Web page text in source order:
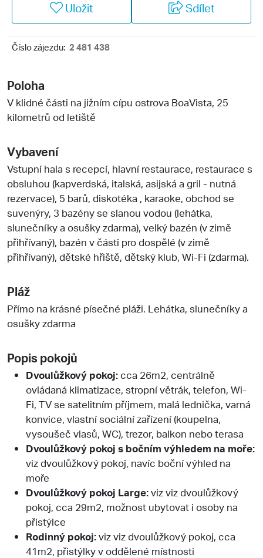
Uložit Sdílet
Číslo zájezdu: 2 481 438
Poloha
V klidné části na jižním cípu ostrova BoaVista, 25
kilometrů od letiště
Vybavení
Vstupní hala s recepcí, hlavní restaurace, restaurace s
obsluhou (kapverdská, italská, asijská a gril - nutná
rezervace), 5 barů, diskotéka , karaoke, obchod se
suvenýry, 3 bazény se slanou vodou (lehátka,
slunečníky a osušky zdarma), velký bazén (v zimě
přihřívaný), bazén v části pro dospělé (v zimě
přihřívaný), dětské hřiště, dětský klub, Wi-Fi (zdarma).
Pláž
Přímo na krásné písečné pláži. Lehátka, slunečníky a
osušky zdarma
Popis pokojů
Dvoulůžkový pokoj:cca 26m2, centrálně
ovládaná klimatizace, stropní větrák, telefon, Wi-
Fi, TV se satelitním příjmem, malá lednička, varná
konvice, vlastní sociální zařízení (koupelna,
vysoušeč vlasů, WC), trezor, balkon nebo terasa
Dvoulůžkový pokoj s bočním výhledem na moře:
viz dvoulůžkový pokoj, navíc boční výhled na
moře
Dvoulůžkový pokoj Large:viz viz dvoulůžkový
pokoj, cca 29m2, možnost ubytovat i osoby na
přistýlce
Rodinný pokoj:viz viz dvoulůžkový pokoj, cca
41m2, přistýlky v oddělené místnosti